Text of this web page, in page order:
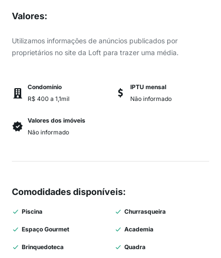
Valores:
Utilizamos informações de anúncios publicados por
proprietários no site da Loft para trazer uma média.
Condomínio
R$ 400 a 1,1mil
IPTU mensal
Não informado
Valores dos imóveis
Não informado
Comodidades disponíveis:
Piscina Churrasqueira
Espaço Gourmet Academia
Brinquedoteca Quadra